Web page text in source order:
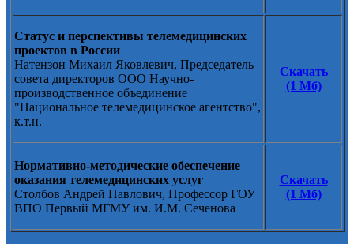
Статус и перспективы телемедицинских
проектов в России
Натензон Михаил Яковлевич, Председатель
совета директоров ООО Научно-
производственное объединение
"Национальное телемедицинское агентство",
к.т.н.
Скачать
(1 Мб)
Нормативно-методические обеспечение
оказания телемедицинских услуг
Столбов Андрей Павлович, Профессор ГОУ
ВПО Первый МГМУ им. И.М. Сеченова
Скачать
(1 Мб)